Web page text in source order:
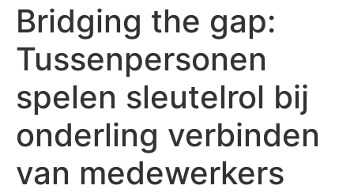
Bridging the gap:
Tussenpersonen
spelen sleutelrol bij
onderling verbinden
van medewerkers